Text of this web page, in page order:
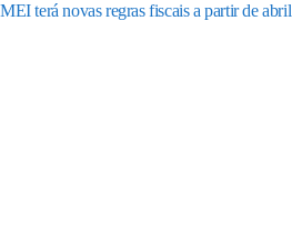
MEI terá novas regras fiscais a partir de abril